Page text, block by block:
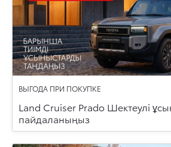
ВЫГОДА ПРИ ПОКУПКЕ
Land Cruiser Prado Шектеулі
пайдаланыңыз